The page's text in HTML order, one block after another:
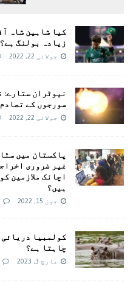
کیا شاہین شاہ
زیادہ بولنگ ہے؟
جولائی 22, 2022
نیوٹران ستارے:
سورجوں کے
جولائی 22, 2022
پاکستان میں
غیر ضروری
اچانک ملازمین
ہیں؟
جون 15, 2022
کولمبیا
چاہتا ہے؟
مارچ 3, 2023